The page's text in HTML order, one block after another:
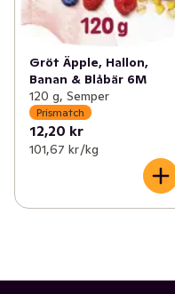
Gröt Äpple, Hallon,
Banan & Blåbär 6M
120 g, Semper
Prismatch
12,20 kr
101,67 kr /kg